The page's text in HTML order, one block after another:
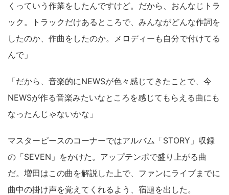
くっていう作業をしたんですけど。だから、おんなじトラ
ック。トラックだけあるところで、みんながどんな作詞を
したのか、作曲をしたのか。メロディーも自分で付けてる
んで」
「だから、音楽的にNEWSが色々感じてきたことで、今
NEWSが作る音楽みたいなところを感じてもらえる曲にも
なったんじゃないかな」
マスターピースのコーナーではアルバム「STORY」収録
の「SEVEN」をかけた。アップテンポで盛り上がる曲
だ。増田はこの曲を解説した上で、ファンにライブまでに
曲中の掛け声を覚えてくれるよう、宿題を出した。